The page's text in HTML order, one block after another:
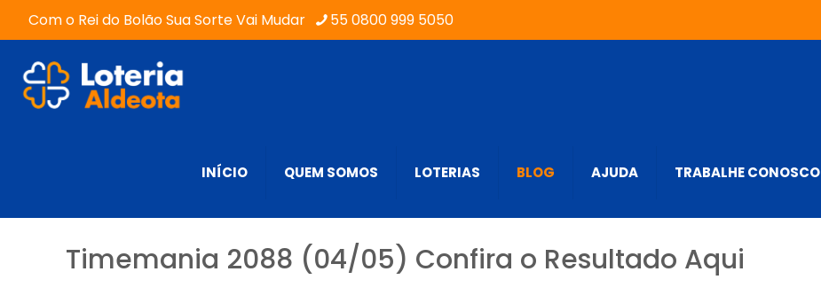
Com o Rei do Bolão Sua Sorte Vai Mudar 55 0800 999 5050
INÍCIO QUEM SOMOS LOTERIAS BLOG AJUDA TRABALHE CONOSCO
Timemania 2088 (04/05) Confira o Resultado Aqui